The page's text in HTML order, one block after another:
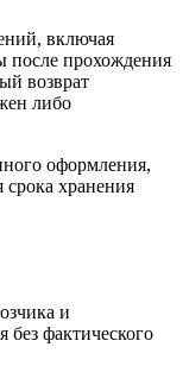
включая
после прохождения
возврат
либо
оформления,
срока хранения
и
без фактического